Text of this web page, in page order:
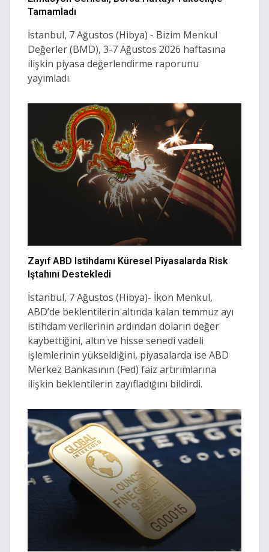
Tamamladı
İstanbul, 7 Ağustos (Hibya) - Bizim Menkul
Değerler (BMD), 3-7 Ağustos 2026 haftasına
ilişkin piyasa değerlendirme raporunu
yayımladı.
Zayıf ABD Istihdamı Küresel Piyasalarda Risk
Iştahını Destekledi
İstanbul, 7 Ağustos (Hibya)- İkon Menkul,
ABD’de beklentilerin altında kalan temmuz ayı
istihdam verilerinin ardından doların değer
kaybettiğini, altın ve hisse senedi vadeli
işlemlerinin yükseldiğini, piyasalarda ise ABD
Merkez Bankasının (Fed) faiz artırımlarına
ilişkin beklentilerin zayıfladığını bildirdi.